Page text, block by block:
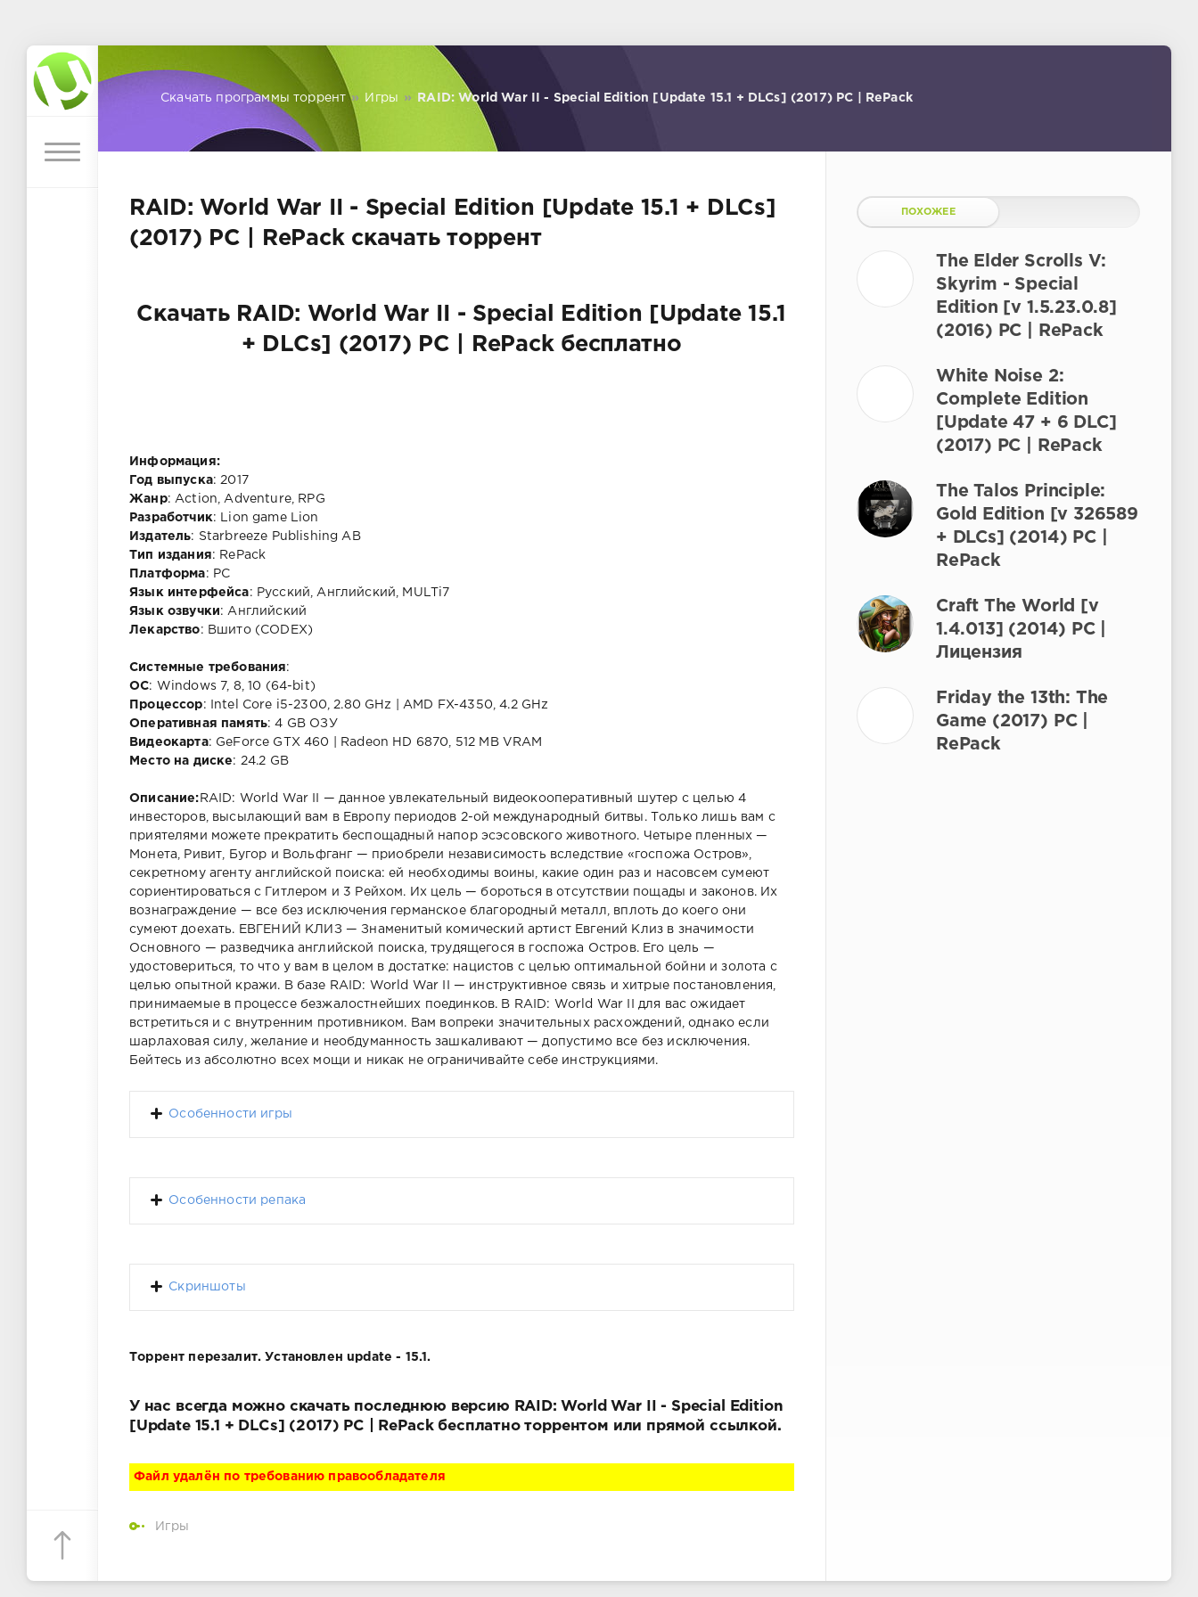
Скачать программы торрент » Игры » RAID: World War II - Special Edition [Update 15.1 + DLCs] (2017) PC | RePack
RAID: World War II - Special Edition [Update 15.1 + DLCs]
(2017) PC | RePack скачать торрент
Скачать RAID: World War II - Special Edition [Update 15.1
+ DLCs] (2017) PC | RePack бесплатно
Информация:
Год выпуска: 2017
Жанр: Action, Adventure, RPG
Разработчик: Lion game Lion
Издатель: Starbreeze Publishing AB
Тип издания: RePack
Платформа: PC
Язык интерфейса: Русский, Английский, MULTi7
Язык озвучки: Английский
Лекарство: Вшито (CODEX)
Cистемные требования:
ОС: Windows 7, 8, 10 (64-bit)
Процессор: Intel Core i5-2300, 2.80 GHz | AMD FX-4350, 4.2 GHz
Оперативная память: 4 GB ОЗУ
Видеокарта: GeForce GTX 460 | Radeon HD 6870, 512 MB VRAM
Место на диске: 24.2 GB
Описание: RAID: World War II — данное увлекательный видеокооперативный шутер с целью 4
инвесторов, высылающий вам в Европу периодов 2-ой международный битвы. Только лишь вам с
приятелями можете прекратить беспощадный напор эсэсовского животного. Четыре пленных —
Монета, Ривит, Бугор и Вольфганг — приобрели независимость вследствие «госпожа Остров»,
секретному агенту английской поиска: ей необходимы воины, какие один раз и насовсем сумеют
сориентироваться с Гитлером и 3 Рейхом. Их цель — бороться в отсутствии пощады и законов. Их
вознаграждение — все без исключения германское благородный металл, вплоть до коего они
сумеют доехать. ЕВГЕНИЙ КЛИЗ — Знаменитый комический артист Евгений Клиз в значимости
Основного — разведчика английской поиска, трудящегося в госпожа Остров. Его цель —
удостовериться, то что у вам в целом в достатке: нацистов с целью оптимальной бойни и золота с
целью опытной кражи. В базе RAID: World War II — инструктивное связь и хитрые постановления,
принимаемые в процессе безжалостнейших поединков. В RAID: World War II для вас ожидает
встретиться и с внутренним противником. Вам вопреки значительных расхождений, однако если
шарлаховая силу, желание и необдуманность зашкаливают — допустимо все без исключения.
Бейтесь из абсолютно всех мощи и никак не ограничивайте себе инструкциями.
Особенности игры
Особенности репака
Скриншоты
Торрент перезалит. Установлен update - 15.1.
У нас всегда можно скачать последнюю версию RAID: World War II - Special Edition
[Update 15.1 + DLCs] (2017) PC | RePack бесплатно торрентом или прямой ссылкой.
Файл удалён по требованию правообладателя
Игры
ПОХОЖЕЕ
The Elder Scrolls V:
Skyrim - Special
Edition [v 1.5.23.0.8]
(2016) PC | RePack
White Noise 2:
Complete Edition
[Update 47 + 6 DLC]
(2017) PC | RePack
The Talos Principle:
Gold Edition [v 326589
+ DLCs] (2014) PC |
RePack
Craft The World [v
1.4.013] (2014) PC |
Лицензия
Friday the 13th: The
Game (2017) PC |
RePack